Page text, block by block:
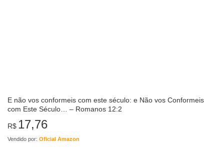
E não vos conformeis com este século: e Não vos Conformeis
com Este Século… – Romanos 12:2
R$ 17,76
Vendido por: Oficial Amazon